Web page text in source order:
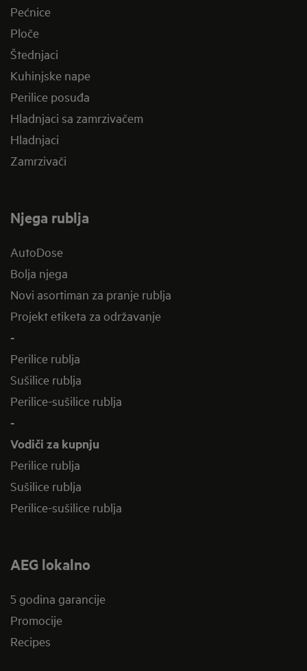
Pećnice
Ploče
Štednjaci
Kuhinjske nape
Perilice posuđa
Hladnjaci sa zamrzivačem
Hladnjaci
Zamrzivači
Njega rublja
AutoDose
Bolja njega
Novi asortiman za pranje rublja
Projekt etiketa za održavanje
-
Perilice rublja
Sušilice rublja
Perilice-sušilice rublja
-
Vodiči za kupnju
Perilice rublja
Sušilice rublja
Perilice-sušilice rublja
AEG lokalno
5 godina garancije
Promocije
Recipes